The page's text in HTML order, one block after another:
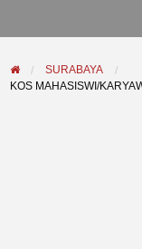
SURABAYA
KOS MAHASISWI/